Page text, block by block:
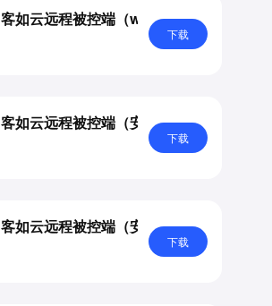
客如云远程被控端（win端）
下载
客如云远程被控端（安卓端kpos适用）
下载
客如云远程被控端（安卓端onos及新零售
下载